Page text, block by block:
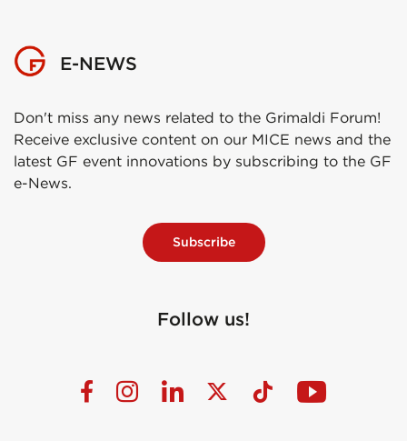
E-NEWS
Don't miss any news related to the Grimaldi Forum!
Receive exclusive content on our MICE news and the
latest GF event innovations by subscribing to the GF
e-News.
Subscribe
Follow us!